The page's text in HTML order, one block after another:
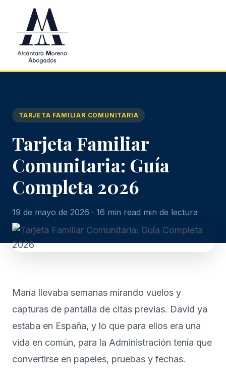
Saltar al contenido principal
TARJETA FAMILIAR COMUNITARIA
Tarjeta Familiar
Comunitaria: Guía
Completa 2026
19 de mayo de 2026 · 16 min read min de lectura
María llevaba semanas mirando vuelos y
capturas de pantalla de citas previas. David ya
estaba en España, y lo que para ellos era una
vida en común, para la Administración tenía que
convertirse en papeles, pruebas y fechas.